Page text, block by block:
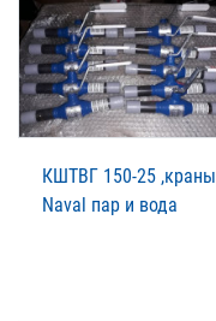
КШТВГ 150-25 ,краны
Naval пар и вода